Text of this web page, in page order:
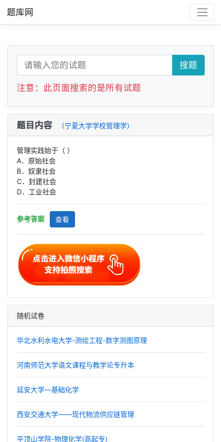
题库网
搜题
注意：此页面搜索的是所有试题
题目内容 （宁夏大学学校管理学）
管理实践始于（ ）
A．原始社会
B．奴隶社会
C．封建社会
D．工业社会
参考答案 查看
随机试卷
华北水利水电大学-测绘工程-数字测图原理
河南师范大学语文课程与教学论专升本
延安大学—基础化学
西安交通大学——现代物流供应链管理
平顶山学院-物理化学(高起专)